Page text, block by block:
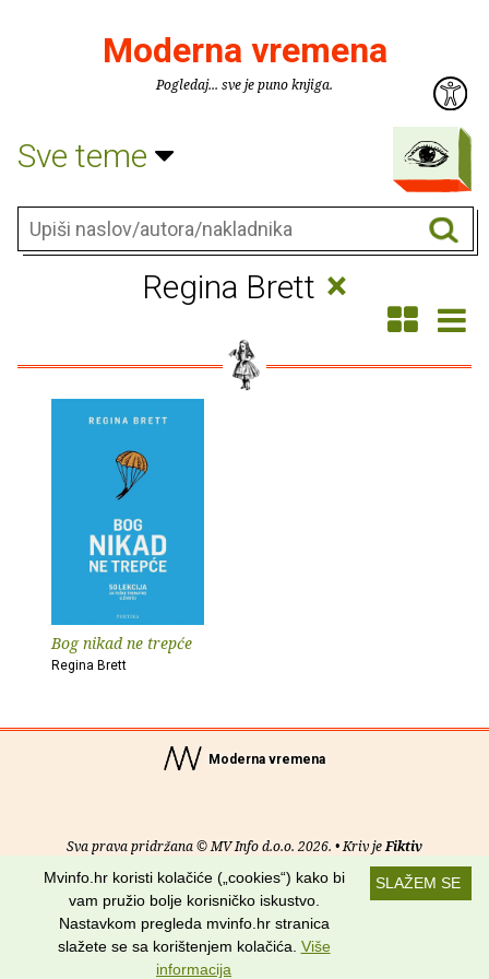
Moderna vremena
Pogledaj... sve je puno knjiga.
Sve teme
Regina Brett ×
Bog nikad ne trepće
Regina Brett
Moderna vremena
Sva prava pridržana © MV Info d.o.o. 2026. • Kriv jeFiktiv
Uvjeti korištenja RSS kanali
Potraži nas na:
SLAŽEM SE
Mvinfo.hr koristi kolačiće („cookies“) kako bi
vam pružio bolje korisničko iskustvo.
Nastavkom pregleda mvinfo.hr stranica
slažete se sa korištenjem kolačića. Više
informacija